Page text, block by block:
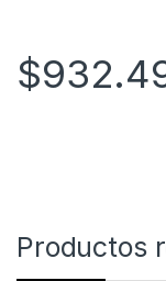
$
Productos